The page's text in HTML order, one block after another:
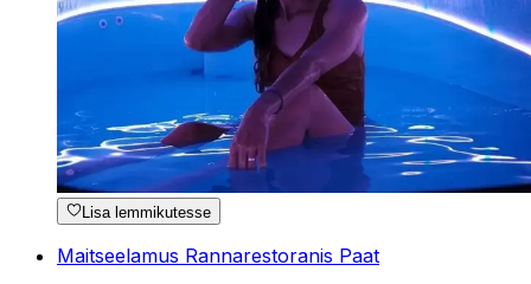
Lisa lemmikutesse
Maitseelamus Rannarestoranis Paat